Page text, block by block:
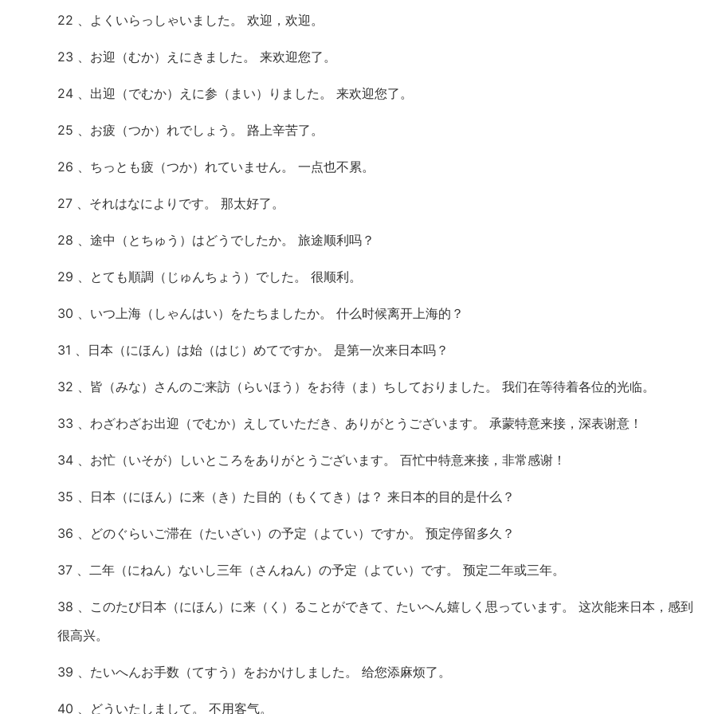
22 、よくいらっしゃいました。 欢迎，欢迎。
23 、お迎（むか）えにきました。 来欢迎您了。
24 、出迎（でむか）えに参（まい）りました。 来欢迎您了。
25 、お疲（つか）れでしょう。 路上辛苦了。
26 、ちっとも疲（つか）れていません。 一点也不累。
27 、それはなによりです。 那太好了。
28 、途中（とちゅう）はどうでしたか。 旅途顺利吗？
29 、とても順調（じゅんちょう）でした。 很顺利。
30 、いつ上海（しゃんはい）をたちましたか。 什么时候离开上海的？
31 、日本（にほん）は始（はじ）めてですか。 是第一次来日本吗？
32 、皆（みな）さんのご来訪（らいほう）をお待（ま）ちしておりました。 我们在等待着各位的光临。
33 、わざわざお出迎（でむか）えしていただき、ありがとうございます。 承蒙特意来接，深表谢意！
34 、お忙（いそが）しいところをありがとうございます。 百忙中特意来接，非常感谢！
35 、日本（にほん）に来（き）た目的（もくてき）は？ 来日本的目的是什么？
36 、どのぐらいご滞在（たいざい）の予定（よてい）ですか。 预定停留多久？
37 、二年（にねん）ないし三年（さんねん）の予定（よてい）です。 预定二年或三年。
38 、このたび日本（にほん）に来（く）ることができて、たいへん嬉しく思っています。 这次能来日本，感到
很高兴。
39 、たいへんお手数（てすう）をおかけしました。 给您添麻烦了。
40 、どういたしまして。 不用客气。